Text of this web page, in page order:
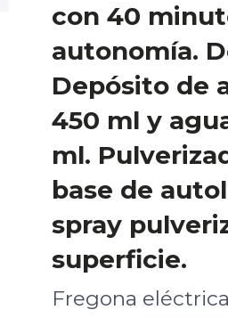
con 40
autonomía.
Depósito de
450 ml y
ml.
base de
spray
superficie.
Fregona